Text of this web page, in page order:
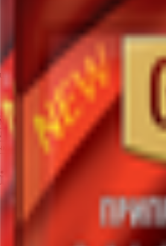
хмели-сунели
Семена горчицы «Gurmina»
Приправа «Gurmina» для свинины
BYN
хмели-сунели